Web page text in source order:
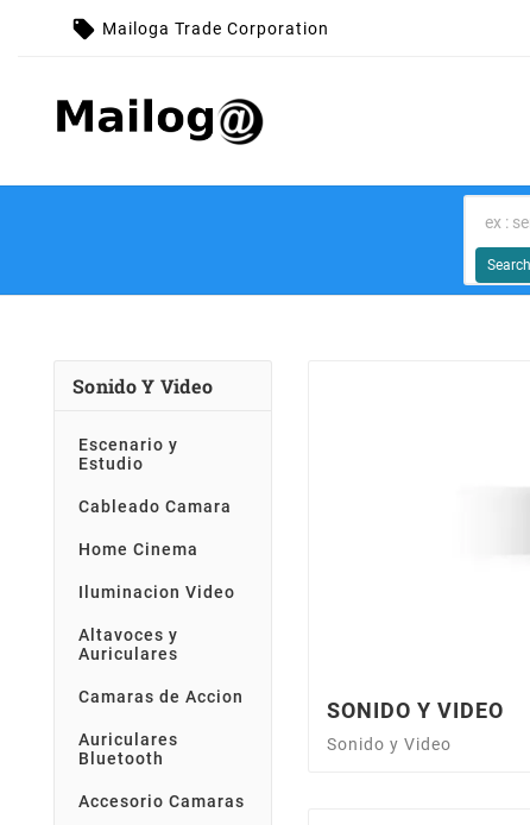
 Mailoga Trade Corporation
Sonido Y Video
Escenario y
Estudio
Cableado Camara
Home Cinema
Iluminacion Video
Altavoces y
Auriculares
Camaras de Accion
Auriculares
Bluetooth
Accesorio Camaras
SONIDO Y VIDEO
Sonido y Video